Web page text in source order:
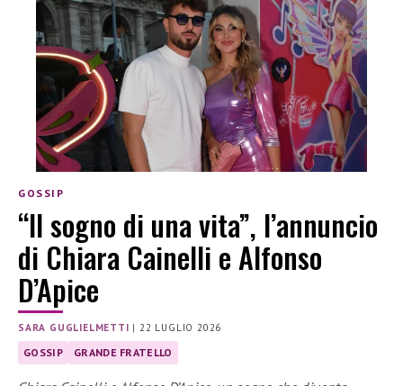
GOSSIP
“Il sogno di una vita”, l’annuncio
di Chiara Cainelli e Alfonso
D’Apice
SARA GUGLIELMETTI | 22 LUGLIO 2026
GOSSIP GRANDE FRATELLO